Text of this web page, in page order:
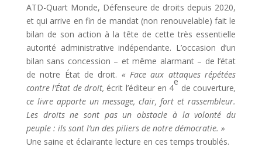
ATD-Quart Monde, Défenseure de droits depuis 2020,
et qui arrive en fin de mandat (non renouvelable) fait le
bilan de son action à la tête de cette très essentielle
autorité administrative indépendante. L’occasion d’un
bilan sans concession – et même alarmant – de l’état
de notre État de droit. « Face aux attaques répétées
contre l’État de droit, écrit l’éditeur en 4
e
de couverture,
ce livre apporte un message, clair, fort et rassembleur.
Les droits ne sont pas un obstacle à la volonté du
peuple : ils sont l’un des piliers de notre démocratie. »
Une saine et éclairante lecture en ces temps troublés.